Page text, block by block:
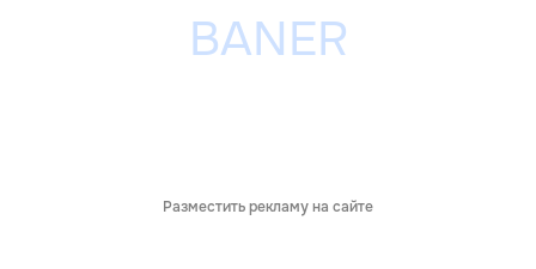
Разместить рекламу на сайте